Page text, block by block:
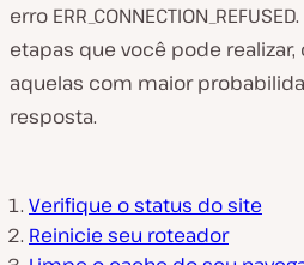
erro
etapas que você pode
aquelas com maior
resposta.
Verifique o status do site
Reinicie seu roteador